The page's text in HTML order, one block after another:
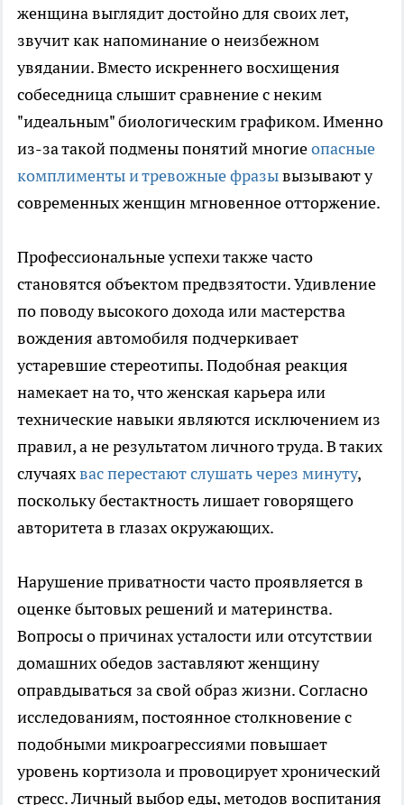
женщина выглядит достойно для своих лет,
звучит как напоминание о неизбежном
увядании. Вместо искреннего восхищения
собеседница слышит сравнение с неким
"идеальным" биологическим графиком. Именно
из-за такой подмены понятий многиеопасные
комплименты и тревожные фразывызывают у
современных женщин мгновенное отторжение.
Профессиональные успехи также часто
становятся объектом предвзятости. Удивление
по поводу высокого дохода или мастерства
вождения автомобиля подчеркивает
устаревшие стереотипы. Подобная реакция
намекает на то, что женская карьера или
технические навыки являются исключением из
правил, а не результатом личного труда. В таких
случаяхвас перестают слушать через минуту,
поскольку бестактность лишает говорящего
авторитета в глазах окружающих.
Нарушение приватности часто проявляется в
оценке бытовых решений и материнства.
Вопросы о причинах усталости или отсутствии
домашних обедов заставляют женщину
оправдываться за свой образ жизни. Согласно
исследованиям, постоянное столкновение с
подобными микроагрессиями повышает
уровень кортизола и провоцирует хронический
стресс. Личный выбор еды, методов воспитания